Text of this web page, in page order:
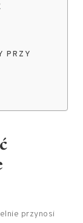
PRZY
przynosi